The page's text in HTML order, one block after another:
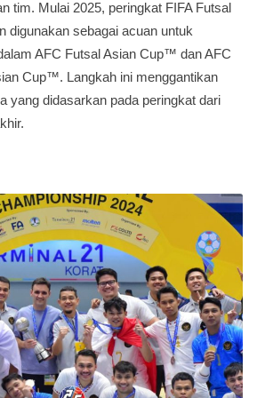
tim. Mulai 2025, peringkat FIFA Futsal
digunakan sebagai acuan untuk
AFC Futsal Asian Cup™ dan AFC
Cup™. Langkah ini menggantikan
yang didasarkan pada peringkat dari